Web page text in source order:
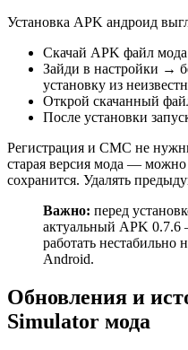
Установка APK андроид
Скачай APK файл мода
Зайди в настройки →
установку из
Открой скачанный
После установки
Регистрация и СМС не
старая версия мода — можно
сохранится. Удалять
Важно: перед
актуальный APK 0.7.6
работать
Android.
Обновления и
Simulator мода